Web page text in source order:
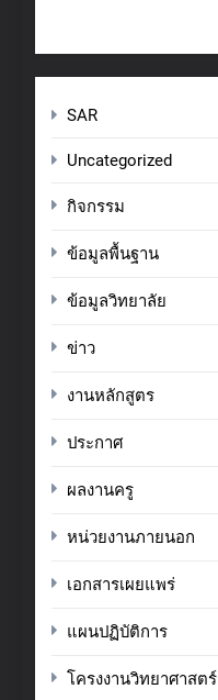
SAR
Uncategorized
กิจกรรม
ข้อมูลพื้นฐาน
ข้อมูลวิทยาลัย
ข่าว
งานหลักสูตร
ประกาศ
ผลงานครู
หน่วยงานภายนอก
เอกสารเผยแพร่
แผนปฏิบัติการ
โครงงานวิทยาศาสตร์